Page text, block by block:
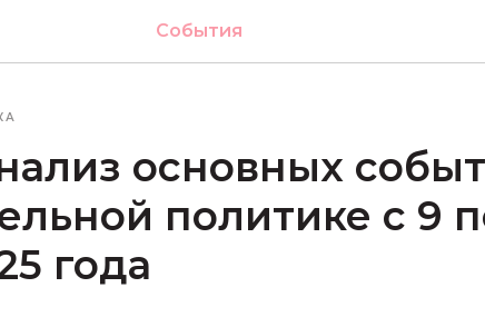
События
основных
политике с 9
года